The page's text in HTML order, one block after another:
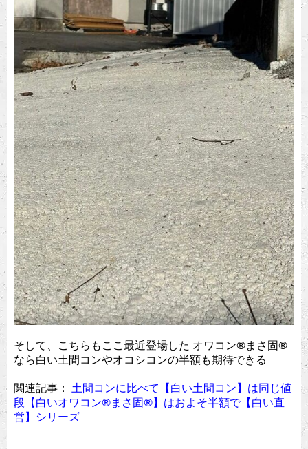
そして、こちらもここ最近登場した オワコン®︎まさ固®︎
なら白い土間コンやオコシコンの半額も期待できる
関連記事： 土間コンに比べて【白い土間コン】は同じ値
段【白いオワコン®︎まさ固®︎】はおよそ半額で【白い直
営】シリーズ